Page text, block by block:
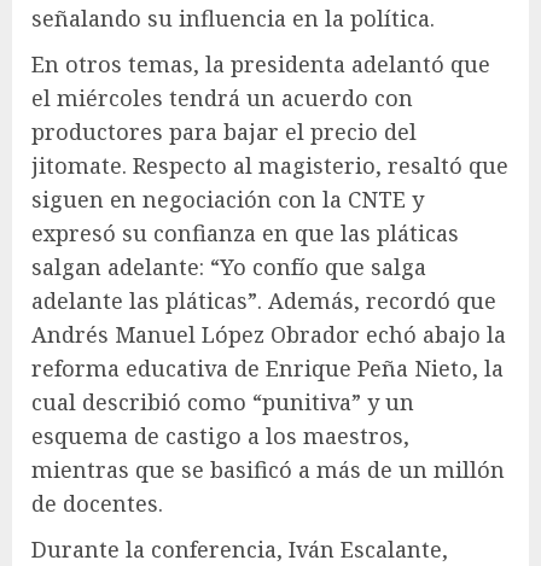
señalando su influencia en la política.
En otros temas, la presidenta adelantó que
el miércoles tendrá un acuerdo con
productores para bajar el precio del
jitomate. Respecto al magisterio, resaltó que
siguen en negociación con la CNTE y
expresó su confianza en que las pláticas
salgan adelante: “Yo confío que salga
adelante las pláticas”. Además, recordó que
Andrés Manuel López Obrador echó abajo la
reforma educativa de Enrique Peña Nieto, la
cual describió como “punitiva” y un
esquema de castigo a los maestros,
mientras que se basificó a más de un millón
de docentes.
Durante la conferencia, Iván Escalante,